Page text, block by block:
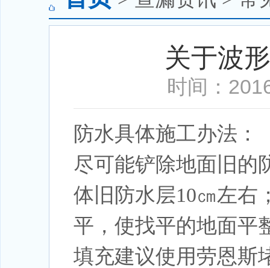
关于波
时间：
防水具体施工办法：
尽可能铲除地面旧的
体旧防水层10㎝左右
平，使找平的地面平
填充建议使用劳恩斯